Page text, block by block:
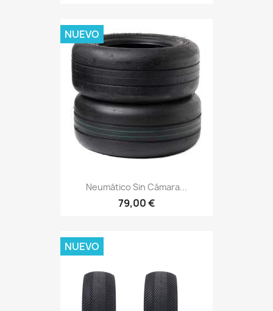
Neumático Sin Cámara...
79,00 €
NUEVO
NUEVO